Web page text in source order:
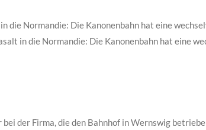
die Normandie: Die Kanonenbahn hat eine
in die Normandie: Die Kanonenbahn hat eine
der Firma, die den Bahnhof in Wernswig